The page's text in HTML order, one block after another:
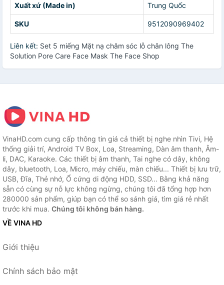
Xuất xứ (Made in) Trung Quốc
SKU 9512090969402
Liên kết: Set 5 miếng Mặt nạ chăm sóc lỗ chân lông The
Solution Pore Care Face Mask The Face Shop
VinaHD.com cung cấp thông tin giá cả thiết bị nghe nhìn Tivi, Hệ
thống giải trí, Android TV Box, Loa, Streaming, Dàn âm thanh, Âm-
li, DAC, Karaoke. Các thiết bị âm thanh, Tai nghe có dây, không
dây, bluetooth, Loa, Micro, máy chiếu, màn chiếu... Thiết bị lưu trữ,
USB, Đĩa, Thẻ nhớ, Ổ cứng di động HDD, SSD... Bằng khả năng
sẵn có cùng sự nỗ lực không ngừng, chúng tôi đã tổng hợp hơn
280000 sản phẩm, giúp bạn có thể so sánh giá, tìm giá rẻ nhất
trước khi mua. Chúng tôi không bán hàng.
VỀ VINA HD
Giới thiệu
Chính sách bảo mật